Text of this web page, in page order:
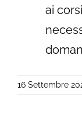
ai
16 Settembre